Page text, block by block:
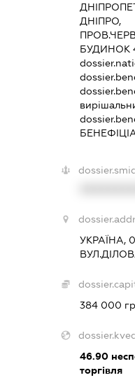
ДНІПРО,
БУДИНОК
УКРАЇНА,
384 000
46.90
торгівля